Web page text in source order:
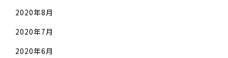
2020年8月
2020年7月
2020年6月